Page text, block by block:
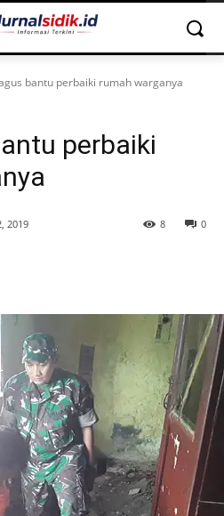
bantu perbaiki rumah warganya
perbaiki
2019 0
8